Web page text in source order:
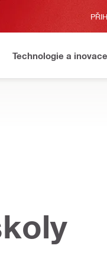
Technologie a inovace